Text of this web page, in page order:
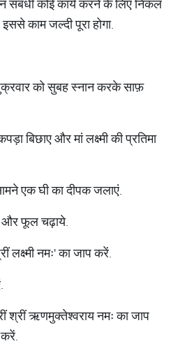
कोई कार्य करने के लिए निकल
काम जल्दी पूरा होगा.
को सुबह स्नान करके साफ़
बिछाए और मां लक्ष्मी की प्रतिमा
एक घी का दीपक जलाएं.
और फूल चढ़ाये.
नमः' का जाप करें.
श्रीं ऋणमुक्तेश्वराय नमः का जाप
करें.